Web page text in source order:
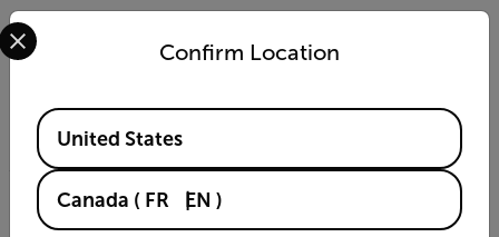
32 to 3212°F ( 0 to 1767 °C)
-328 to 752°F ( -200 to 400 °C)
Température [Type K]
Confirm Location
Select your preferred country and language from the
Available Locations
United States
Canada ( FR EN )